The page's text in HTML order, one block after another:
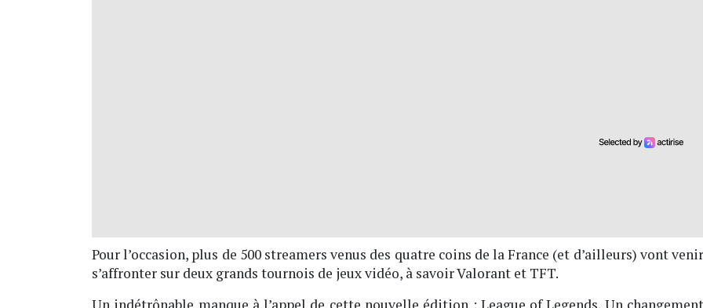
Pour l’occasion, plus de 500 streamers venus des quatre coins de la France (et d’ailleurs) vont venir
s’affronter sur deux grands tournois de jeux vidéo, à savoir Valorant et TFT.
Un indétrônable manque à l’appel de cette nouvelle édition : League of Legends. Un changement